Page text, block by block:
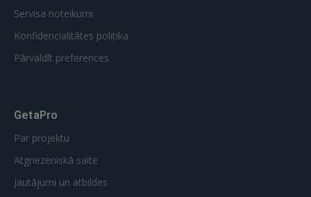
Servisa noteikumi
Konfidencialitātes politika
Pārvaldīt preferences
GetaPro
Par projektu
Atgriezeniskā saite
Jautājumi un atbildes